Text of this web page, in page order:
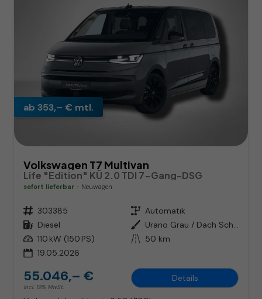
ab 353,– € mtl.
Volkswagen T7 Multivan
Life "Edition" KÜ 2.0 TDI 7-Gang-DSG
sofort lieferbar Neuwagen
Fahrzeugnr. 303385 Getriebe Automatik
Kraftstoff Diesel Außenfarbe
Urano Grau / Dach Schwarz
Leistung 110 kW (150 PS) Kilometerstand 50 km
19.05.2026
55.046,– €
incl. 19% MwSt.
Details